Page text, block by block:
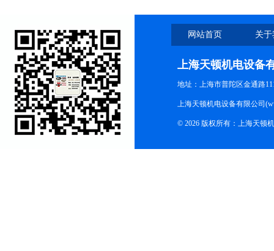
网站首页 关
上海天顿机电设备
地址：上海市普陀区金通路
上海天顿机电设备有限公司
© 2026 版权所有：上海天顿